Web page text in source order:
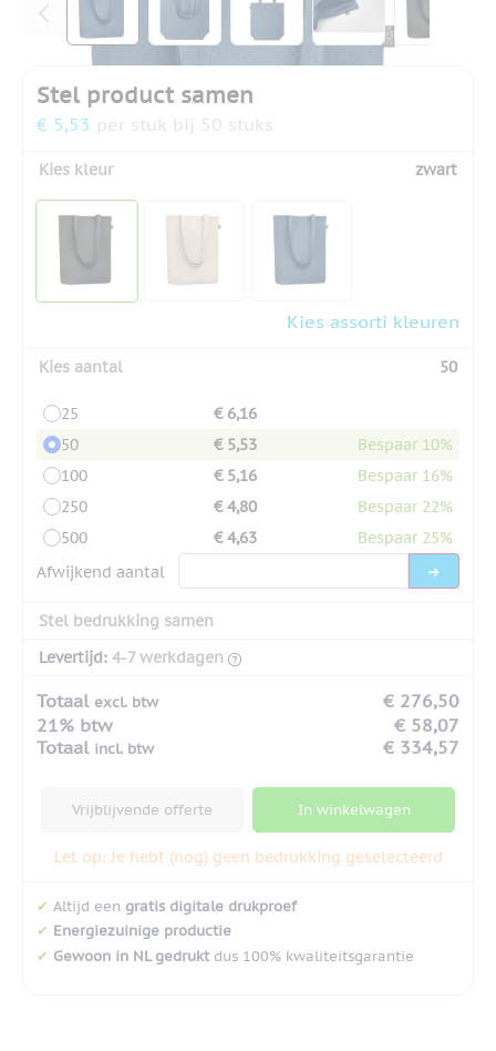
Stel product samen
€ 5,53 per stuk bij 50 stuks
Kies kleur zwart
Kies assorti kleuren
Kies aantal 50
25
€ 6,16
50
€ 5,53
Bespaar 10%
100
€ 5,16
Bespaar 16%
250
€ 4,80
Bespaar 22%
500
€ 4,63
Bespaar 25%
Afwijkend aantal
Stel bedrukking samen
Levertijd: 4-7 werkdagen
Totaal excl. btw
€ 276,50
21% btw
€ 58,07
Totaal incl. btw € 334,57
Vrijblijvende offerte In winkelwagen
Let op: Je hebt (nog) geen bedrukking geselecteerd
✔ Altijd een gratis digitale drukproef
✔ Energiezuinige productie
✔ Gewoon in NL gedruktdus 100% kwaliteitsgarantie